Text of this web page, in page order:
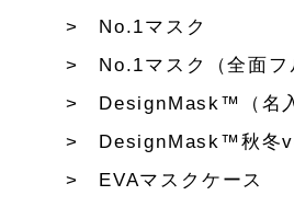
No.1マスク
No.1マスク（全面フ
DesignMask™（名
DesignMask™秋冬
EVAマスクケース